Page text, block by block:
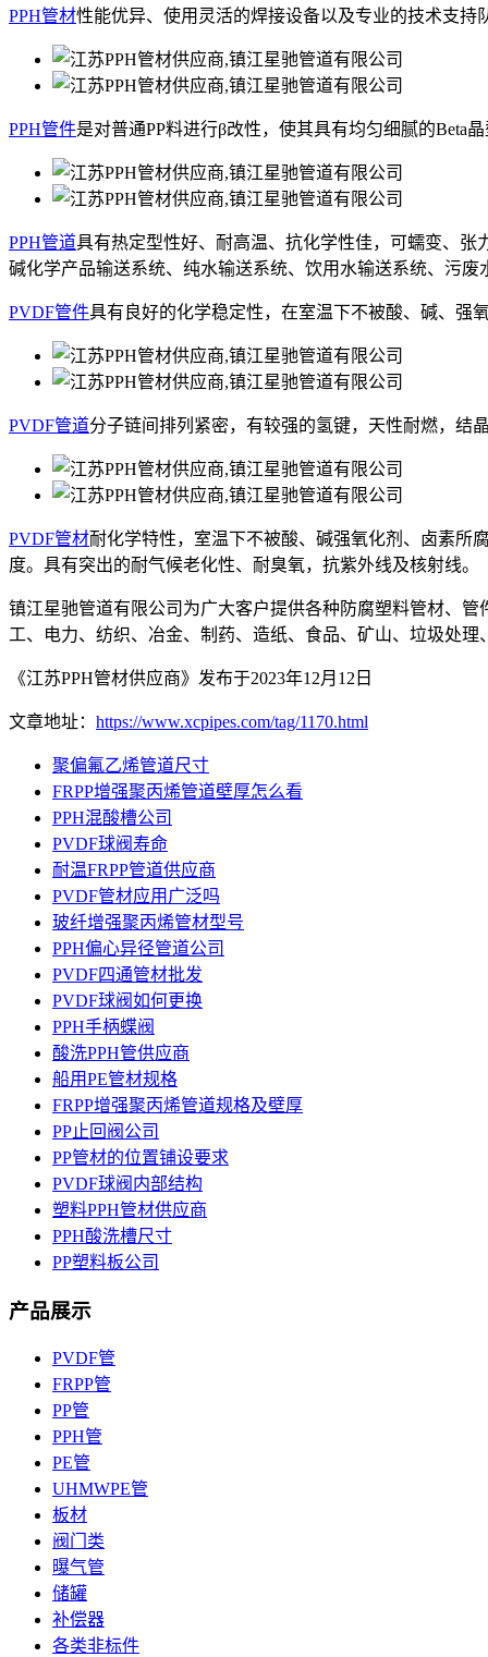
PPH管材性能优异、使用灵活的焊接设备以及专业的技术支
PPH管件是对普通PP料进行β改性，使其具有均匀细腻的Beta
PPH管道具有热定型性好、耐高温、抗化学性佳，可蠕变、
碱化学产品输送系统、纯水输送系统、饮用水输送系统、污
PVDF管件具有良好的化学稳定性，在室温下不被酸、碱、强
PVDF管道分子链间排列紧密，有较强的氢键，天性耐燃，结
PVDF管材耐化学特性，室温下不被酸、碱强氧化剂、卤素所
度。具有突出的耐气候老化性、耐臭氧，抗紫外线及核射线。
镇江星驰管道有限公司为广大客户提供各种防腐塑料管材、
工、电力、纺织、冶金、制药、造纸、食品、矿山、垃圾处
《江苏PPH管材供应商》发布于2023年12月12日
文章地址： https://www.xcpipes.com/tag/1170.html
聚偏氟乙烯管道尺寸
FRPP增强聚丙烯管道壁厚怎么看
PPH混酸槽公司
PVDF球阀寿命
耐温FRPP管道供应商
PVDF管材应用广泛吗
玻纤增强聚丙烯管材型号
PPH偏心异径管道公司
PVDF四通管材批发
PVDF球阀如何更换
PPH手柄蝶阀
酸洗PPH管供应商
船用PE管材规格
FRPP增强聚丙烯管道规格及壁厚
PP止回阀公司
PP管材的位置铺设要求
PVDF球阀内部结构
塑料PPH管材供应商
PPH酸洗槽尺寸
PP塑料板公司
产品展示
PVDF管
FRPP管
PP管
PPH管
PE管
UHMWPE管
板材
阀门类
曝气管
储罐
补偿器
各类非标件